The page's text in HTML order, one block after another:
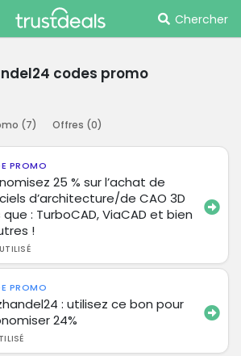
Chercher
codes promo
(7) Offres (0)
PROMO
25 % sur l’achat de
d’architecture/de CAO 3D
: TurboCAD, ViaCAD et bien
!
PROMO
: utilisez ce bon pour
24%